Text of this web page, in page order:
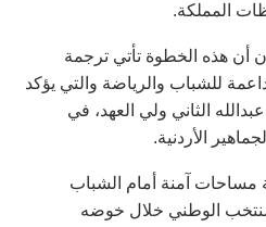
المملكة.
أن هذه الخطوة تأتي ترجمة
للشباب والرياضة والتي يؤكد
الثاني ولي العهد، في
الأردنية.
مساحات آمنة أمام الشباب
الوطني خلال خوضه